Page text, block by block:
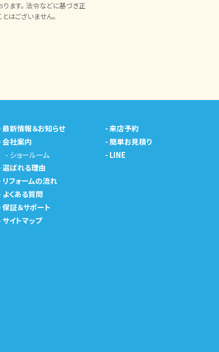
ます。 法令などに基づき正
はございません。
最新情報＆お知らせ
会社案内
ショールーム
選ばれる理由
リフォームの流れ
よくある質問
保証＆サポート
サイトマップ
-来店予約
-簡単お見積り
- LINE